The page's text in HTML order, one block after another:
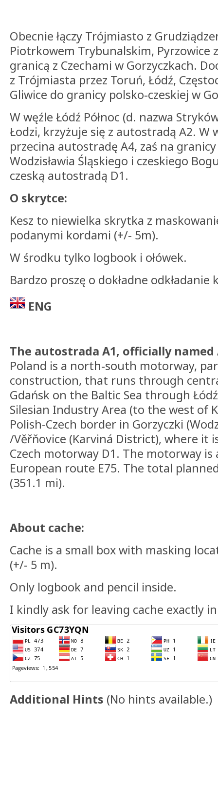
Obecnie łączy Trójmiasto z
Piotrkowem Trybunalskim, Pyrzowice
granicą z Czechami w Gorzyczkach.
z Trójmiasta przez Toruń, Łódź,
Gliwice do granicy polsko-czeskiej w
W węźle Łódź Północ (d. nazwa
Łodzi, krzyżuje się z autostradą A2. W
przecina autostradę A4, zaś na
Wodzisławia Śląskiego i czeskiego
czeską autostradą D1.
O skrytce:
Kesz to niewielka skrytka z
podanymi kordami (+/- 5m).
W środku tylko logbook i ołówek.
Bardzo proszę o dokładne odkładanie
ENG
The autostrada A1, officially
Poland is a north-south motorway,
construction, that runs through
Gdańsk on the Baltic Sea through
Silesian Industry Area (to the west of
Polish-Czech border in Gorzyczki
/Věřňovice (Karviná District), where it
Czech motorway D1. The motorway
European route E75. The total
(351.1 mi).
About cache:
Cache is a small box with masking
(+/- 5 m).
Only logbook and pencil inside.
I kindly ask for leaving cache exactly
Additional Hints (No hints available.)